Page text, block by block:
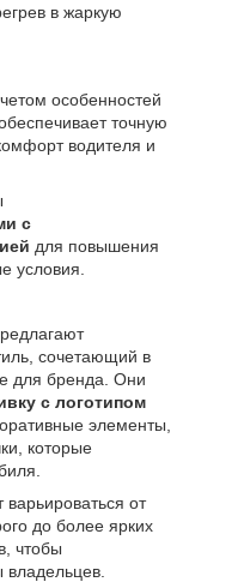
в жаркую
особенностей
точную
водителя и
с
для повышения
условия.
сочетающий в
для бренда. Они
с логотипом
элементы,
которые
варьироваться от
до более ярких
чтобы
владельцев.